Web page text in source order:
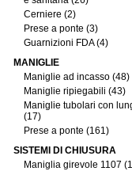
Cerniere (2)
Prese a ponte (3)
Guarnizioni FDA (4)
MANIGLIE
Maniglie ad incasso (48)
Maniglie ripiegabili (43)
Maniglie tubolari con
(17)
Prese a ponte (161)
SISTEMI DI CHIUSURA
Maniglia girevole 1107